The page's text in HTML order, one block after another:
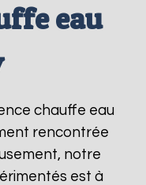
eau
chauffe eau
rencontrée
notre
est à